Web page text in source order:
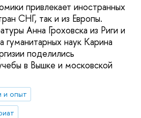
привлекает иностранных
СНГ, так и из Европы.
Анна Гроховска из Риги и
гуманитарных наук Карина
поделились
в Вышке и московской
и опыт